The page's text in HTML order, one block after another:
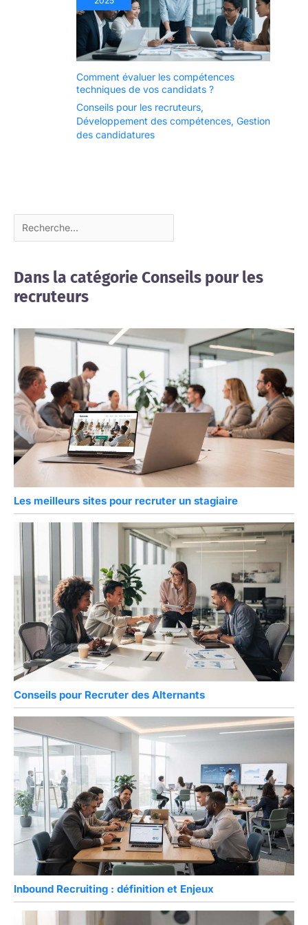
Comment évaluer les compétences
techniques de vos candidats ?
Conseils pour les recruteurs,
Développement des compétences, Gestion
des candidatures
Dans la catégorie Conseils pour les
recruteurs
Les meilleurs sites pour recruter un stagiaire
Conseils pour Recruter des Alternants
Inbound Recruiting : définition et Enjeux